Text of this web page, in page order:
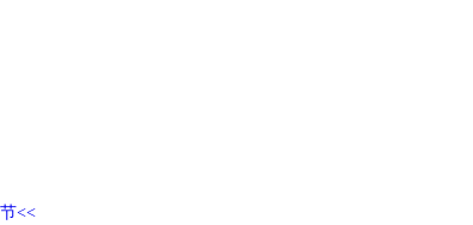
<<